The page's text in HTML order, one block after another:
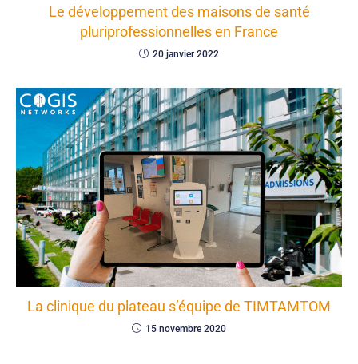
Le développement des maisons de santé
pluriprofessionnelles en France
20 janvier 2022
La clinique du plateau s’équipe de TIMTAMTOM
15 novembre 2020